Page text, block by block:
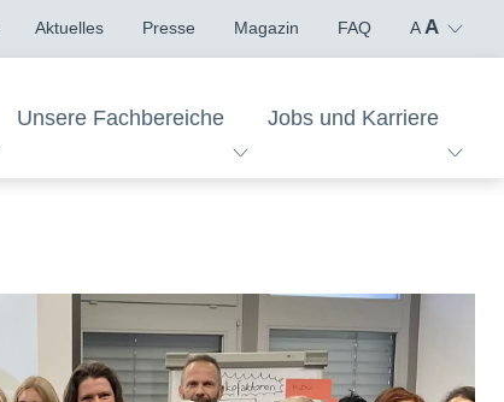
Aktuelles Presse Magazin FAQ A A
Unsere Fachbereiche Jobs und Karriere